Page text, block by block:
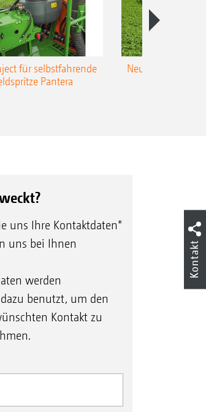
für selbstfahrende
Pantera
Neue Super-L3-
uns Ihre Kontaktdaten*
uns bei Ihnen
werden
benutzt, um den
Kontakt zu
Kontakt